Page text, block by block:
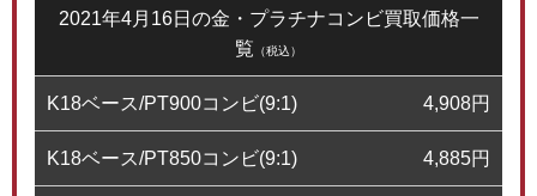
2021年4月16日の金・プラチナコンビ買取価格一
覧 （税込）
K18ベース/PT900コンビ(9:1) 4,908円
K18ベース/PT850コンビ(9:1) 4,885円